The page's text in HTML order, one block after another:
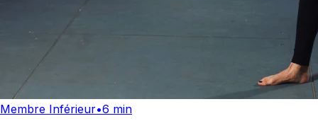
Membre Inférieur•6 min